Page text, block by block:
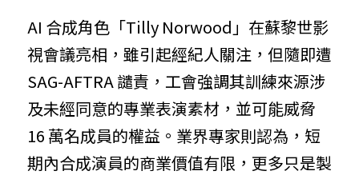
AI 合成角色「Tilly Norwood」在蘇黎世影
視會議亮相，雖引起經紀人關注，但隨即遭
SAG-AFTRA 譴責，工會強調其訓練來源涉
及未經同意的專業表演素材，並可能威脅
16 萬名成員的權益。業界專家則認為，短
期內合成演員的商業價值有限，更多只是製